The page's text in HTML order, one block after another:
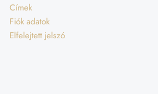
Címek
Fiók adatok
Elfelejtett jelszó